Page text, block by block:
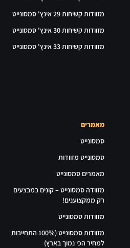
מזוודות קשיחות 29 אינץ' סמסונייט
מזוודות קשיחות 30 אינץ' סמסונייט
מזוודות קשיחות 33 אינץ' סמסונייט
מאמרים
סמסונייט
סמסונייט מזוודות
מאמרים סמסונייט
מזוודה סמסונייט – קונים במבצעים
רק ממקצוענים!
מזוודות סמסונייט
מזוודות סמסונייט (100% התחייבות
למחיר הכי נמוך בארץ)